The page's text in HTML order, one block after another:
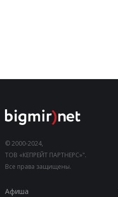
© 2000-2024,
ТОВ «КЕПРЕЙТ ПАРТНЕРС»".
Все права защищены.
Афиша